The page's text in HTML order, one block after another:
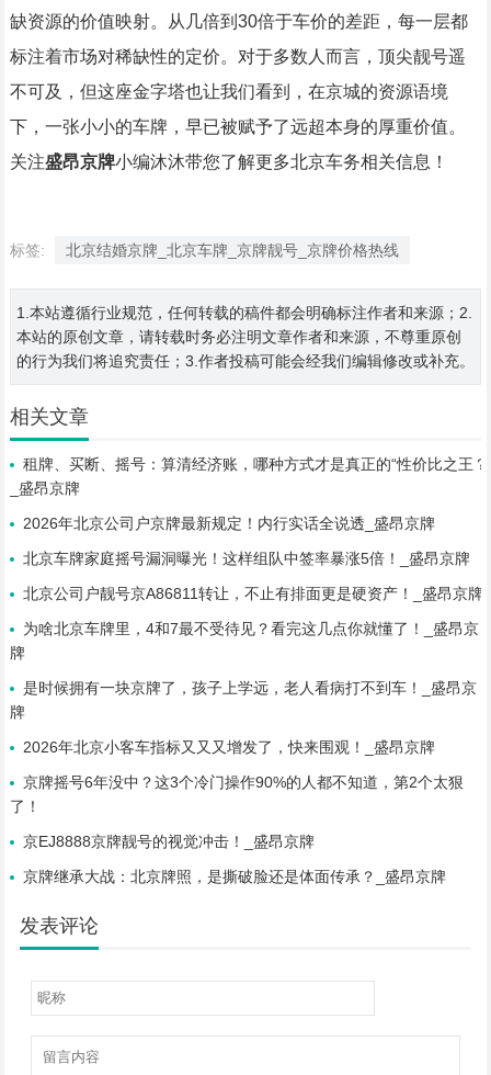
缺资源的价值映射。从几倍到30倍于车价的差距，每一层都
标注着市场对稀缺性的定价。对于多数人而言，顶尖靓号遥
不可及，但这座金字塔也让我们看到，在京城的资源语境
下，一张小小的车牌，早已被赋予了远超本身的厚重价值。
关注盛昂京牌小编沐沐带您了解更多北京车务相关信息！
标签: 北京结婚京牌_北京车牌_京牌靓号_京牌价格热线
1.本站遵循行业规范，任何转载的稿件都会明确标注作者和来源；2.
本站的原创文章，请转载时务必注明文章作者和来源，不尊重原创
的行为我们将追究责任；3.作者投稿可能会经我们编辑修改或补充。
相关文章
租牌、买断、摇号：算清经济账，哪种方式才是真正的“性价比之王？
_盛昂京牌
2026年北京公司户京牌最新规定！内行实话全说透_盛昂京牌
北京车牌家庭摇号漏洞曝光！这样组队中签率暴涨5倍！_盛昂京牌
北京公司户靓号京A86811转让，不止有排面更是硬资产！_盛昂京牌
为啥北京车牌里，4和7最不受待见？看完这几点你就懂了！_盛昂京
牌
是时候拥有一块京牌了，孩子上学远，老人看病打不到车！_盛昂京
牌
2026年北京小客车指标又又又增发了，快来围观！_盛昂京牌
京牌摇号6年没中？这3个冷门操作90%的人都不知道，第2个太狠
了！
京EJ8888京牌靓号的视觉冲击！_盛昂京牌
京牌继承大战：北京牌照，是撕破脸还是体面传承？_盛昂京牌
发表评论